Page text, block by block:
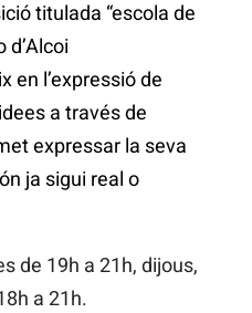
titulada “escola de
d’Alcoi
en l’expressió de
a través de
expressar la seva
ja sigui real o
de 19h a 21h, dijous,
a 21h.